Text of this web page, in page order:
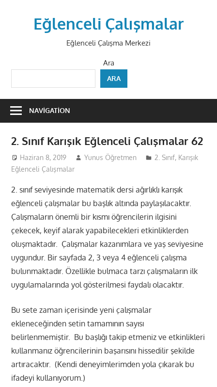
Eğlenceli Çalışmalar
Eğlenceli Çalışma Merkezi
Ara
ARA
NAVIGATION
2. Sınıf Karışık Eğlenceli Çalışmalar 62
Haziran 8, 2019 Yunus Öğretmen 2. Sınıf, Karışık
Eğlenceli Çalışmalar
2. sınıf seviyesinde matematik dersi ağırlıklı karışık
eğlenceli çalışmalar bu başlık altında paylaşılacaktır.
Çalışmaların önemli bir kısmı öğrencilerin ilgisini
çekecek, keyif alarak yapabilecekleri etkinliklerden
oluşmaktadır. Çalışmalar kazanımlara ve yaş seviyesine
uygundur. Bir sayfada 2, 3 veya 4 eğlenceli çalışma
bulunmaktadır. Özellikle bulmaca tarzı çalışmaların ilk
uygulamalarında yol gösterilmesi faydalı olacaktır.
Bu sete zaman içerisinde yeni çalışmalar
ekleneceğinden setin tamamının sayısı
belirlenmemiştir. Bu başlığı takip etmeniz ve etkinlikleri
kullanmanız öğrencilerinin başarısını hissedilir şekilde
artıracaktır. (Kendi deneyimlerimden yola çıkarak bu
ifadeyi kullanıyorum.)